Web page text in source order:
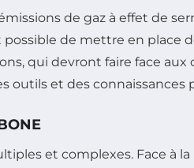
de gaz à effet de
de mettre en place
qui devront faire face
outils et des
et complexes. Face à